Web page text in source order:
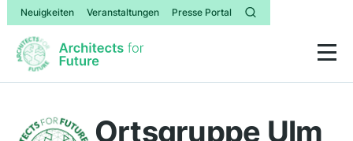
Neuigkeiten Veranstaltungen Presse Portal
Ortsgruppe Ulm